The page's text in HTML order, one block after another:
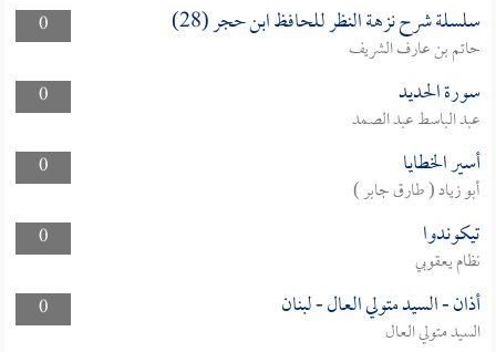
0
سلسلة شرح نزهة النظر للحافظ ابن حجر (28)
حاتم بن عارف الشريف
0
سورة الحديد
عبد الباسط عبد الصمد
0
أسير الخطايا
أبو زياد ( طارق جابر )
0
تيكوندوا
نظام يعقوبي
0
أذان - السيد متولي العال - لبنان
السيد متولي العال